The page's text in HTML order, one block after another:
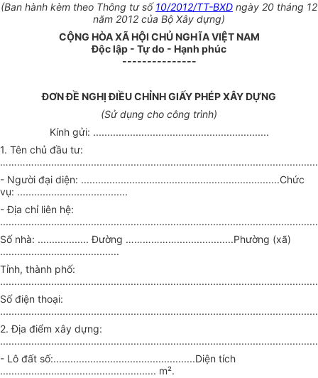
(Ban hành kèm theo Thông tư số10/2012/TT-BXD ngày 20 tháng 12
năm 2012 của Bộ Xây dựng)
CỘNG HÒA XÃ HỘI CHỦ NGHĨA VIỆT NAM
Độc lập - Tự do - Hạnh phúc
---------------
ĐƠN ĐỀ NGHỊ ĐIỀU CHỈNH GIẤY PHÉP XÂY DỰNG
(Sử dụng cho công trình)
Kính gửi: ..............................................................
1. Tên chủ đầu tư:
……………............................
- Người đại diện: ......................................................................Chức
vụ: .......................................
- Địa chỉ liên hệ:
.......................................
Số nhà: .................. Đường ………………....................Phường (xã)
..........................................
Tỉnh, thành phố:
..................................
Số điện thoại:
...............................................
2. Địa điểm xây dựng:
...........................................
- Lô đất số:..................................................Diện tích
....................................................... m².